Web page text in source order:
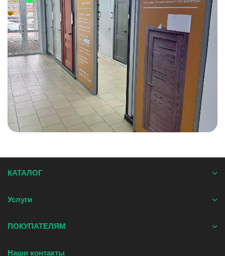
КАТАЛОГ
Услуги
ПОКУПАТЕЛЯМ
Наши контакты